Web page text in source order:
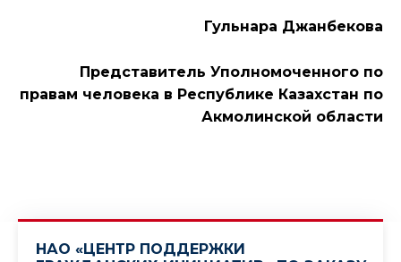
Гульнара Джанбекова
Представитель Уполномоченного по
правам человека в Республике Казахстан по
Акмолинской области
НАО «ЦЕНТР ПОДДЕРЖКИ